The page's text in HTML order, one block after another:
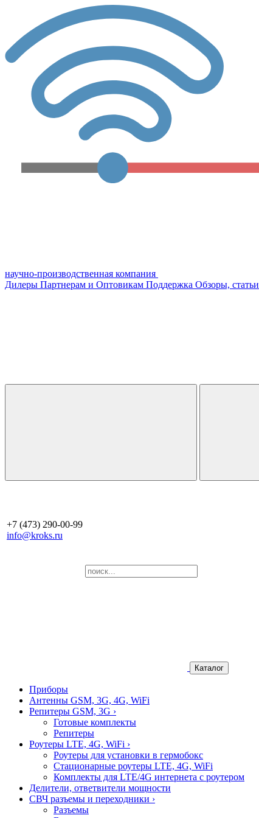
научно-производственная компания
Дилеры Партнерам и Оптовикам Поддержка Обзоры, статьи
+7 (473) 290-00-99
info@kroks.ru
Каталог
Приборы
Антенны GSM, 3G, 4G, WiFi
Репитеры GSM, 3G ›
Готовые комплекты
Репитеры
Роутеры LTE, 4G, WiFi ›
Роутеры для установки в гермобокс
Стационарные роутеры LTE, 4G, WiFi
Комплекты для LTE/4G интернета с роутером
Делители, ответвители мощности
СВЧ разъемы и переходники ›
Разъемы